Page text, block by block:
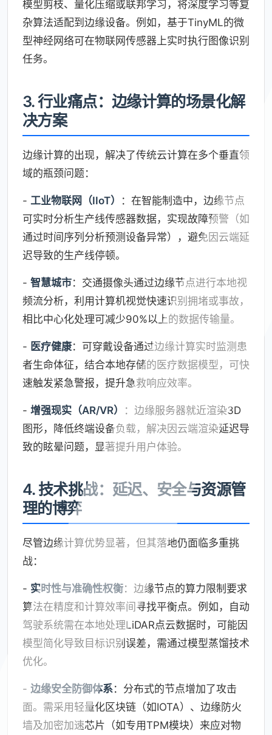
模型剪枝、量化压缩或联邦学习，将深度学习等复
杂算法适配到边缘设备。例如，基于TinyML的微
型神经网络可在物联网传感器上实时执行图像识别
任务。
3. 行业痛点：边缘计算的场景化解
决方案
边缘计算的出现，解决了传统云计算在多个垂直领
域的瓶颈问题：
- 工业物联网（IIoT）
：在智能制造中，边缘节点
可实时分析生产线传感器数据，实现故障预警（如
通过时间序列分析预测设备异常），避免因云端延
迟导致的生产线停顿。
- 智慧城市：交通摄像头通过边缘节点进行本地视
频流分析，利用计算机视觉快速识别拥堵或事故，
相比中心化处理可减少90%以上的数据传输量。
- 医疗健康：可穿戴设备通过边缘计算实时监测患
者生命体征，结合本地存储的医疗数据模型，可快
速触发紧急警报，提升急救响应效率。
- 增强现实（AR/VR）
：边缘服务器就近渲染3D
图形，降低终端设备负载，解决因云端渲染延迟导
致的眩晕问题，显著提升用户体验。
4. 技术挑战：延迟、安全与资源管
理的博弈
尽管边缘计算优势显著，但其落地仍面临多重挑
战：
- 实时性与准确性权衡：边缘节点的算力限制要求
算法在精度和计算效率间寻找平衡点。例如，自动
驾驶系统需在本地处理LiDAR点云数据时，可能因
模型简化导致目标识别误差，需通过模型蒸馏技术
优化。
- 边缘安全防御体系：分布式的节点增加了攻击
面。需采用轻量化区块链（如IOTA）、边缘防火
墙及加密加速芯片（如专用TPM模块）来应对物